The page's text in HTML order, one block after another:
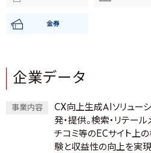
金券
企業データ
事業内容
CX向上生成AIソリューシ
発・提供。検索・リテール
チコミ等のECサイト上
験と収益性の向上を実現